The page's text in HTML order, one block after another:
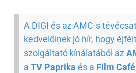
A DIGI és az AMC-s
kedvelőinek jó hír, hogy
szolgáltató kínálatából az
a TV Paprika és a Film Café